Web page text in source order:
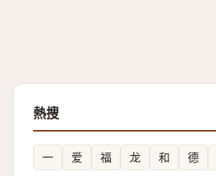
熱搜
一 爱 福 龙 和 德